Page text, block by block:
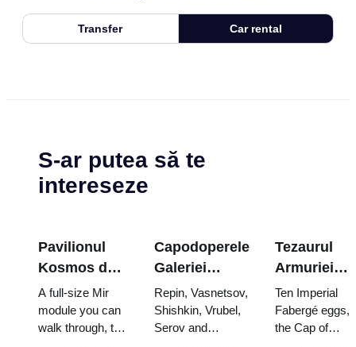
Transfer Car rental
S-ar putea să te
intereseze
Pavilionul
Kosmos de
la VDNKh: în
cea mai mare
expoziție
A full-size Mir
module you can
walk through, the
Capodoperele
Galeriei
Tretyakov:
Picturile
pentru care
Repin, Vasnetsov,
Shishkin, Vrubel,
Serov and
Tezaurul
Armuriei
ouăle
Fabergé,
Ten Imperial
Fabergé eggs,
the Cap of